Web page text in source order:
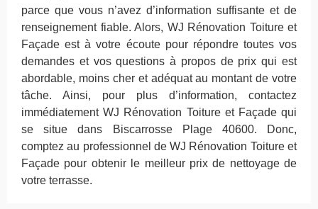
parce que vous n’avez d’information suffisante et de
renseignement fiable. Alors, WJ Rénovation Toiture et
Façade est à votre écoute pour répondre toutes vos
demandes et vos questions à propos de prix qui est
abordable, moins cher et adéquat au montant de votre
tâche. Ainsi, pour plus d’information, contactez
immédiatement WJ Rénovation Toiture et Façade qui
se situe dans Biscarrosse Plage 40600. Donc,
comptez au professionnel de WJ Rénovation Toiture et
Façade pour obtenir le meilleur prix de nettoyage de
votre terrasse.